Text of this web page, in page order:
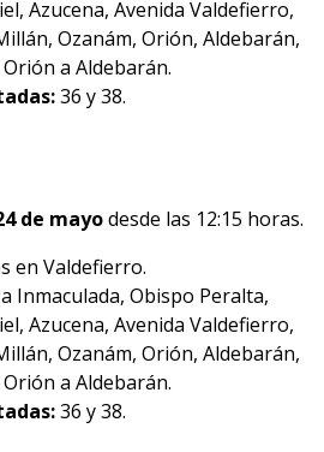
Azucena, Avenida Valdefierro,
Ozanám, Orión, Aldebarán,
a Aldebarán.
36 y 38.
de mayodesde las 12:15 horas.
en Valdefierro.
Inmaculada, Obispo Peralta,
Azucena, Avenida Valdefierro,
Ozanám, Orión, Aldebarán,
a Aldebarán.
36 y 38.